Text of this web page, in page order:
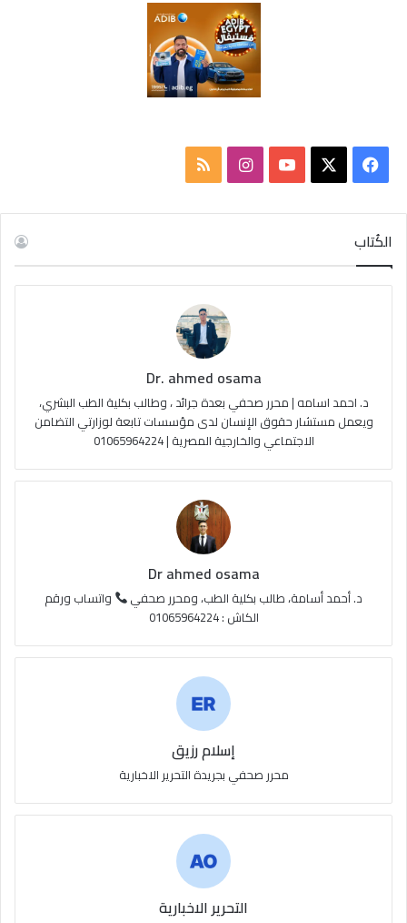
س
ب
u
e
ت
ا
م
ص
ا
ل
م
و
ق
ع
R
S
S
الكُتاب
Dr. ahmed osama
د. احمد اسامه | محرر صحفي بعدة جرائد ، وطالب بكلية الطب البشري،
ويعمل مستشار حقوق الإنسان لدى مؤسسات تابعة لوزارتي التضامن
الاجتماعي والخارجية المصرية | 01065964224
Dr ahmed osama
د. أحمد أسامة، طالب بكلية الطب، ومحرر صحفي
واتساب ورقم
الكاش : 01065964224
إسلام رزيق
محرر صحفي بجريدة التحرير الاخبارية
التحرير الاخبارية